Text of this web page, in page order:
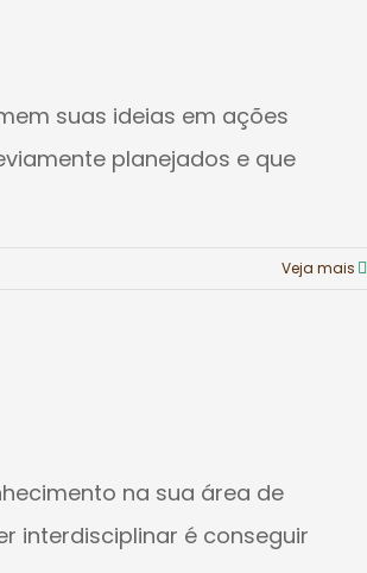
suas ideias em ações
planejados e que
Veja mais
na sua área de
interdisciplinar é conseguir